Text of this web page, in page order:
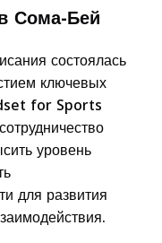
Сома-Бей
состоялась
ключевых
for Sports
уровень
для развития